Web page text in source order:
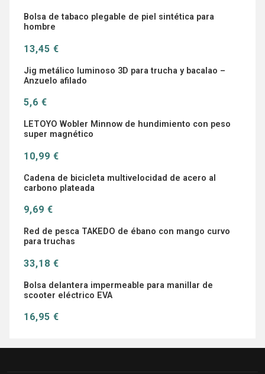
Bolsa de tabaco plegable de piel sintética para
hombre
13,45 €
Jig metálico luminoso 3D para trucha y bacalao –
Anzuelo afilado
5,6 €
LETOYO Wobler Minnow de hundimiento con peso
super magnético
10,99 €
Cadena de bicicleta multivelocidad de acero al
carbono plateada
9,69 €
Red de pesca TAKEDO de ébano con mango curvo
para truchas
33,18 €
Bolsa delantera impermeable para manillar de
scooter eléctrico EVA
16,95 €